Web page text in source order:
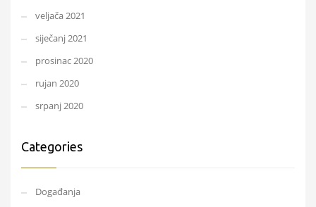
veljača 2021
siječanj 2021
prosinac 2020
rujan 2020
srpanj 2020
Categories
Događanja